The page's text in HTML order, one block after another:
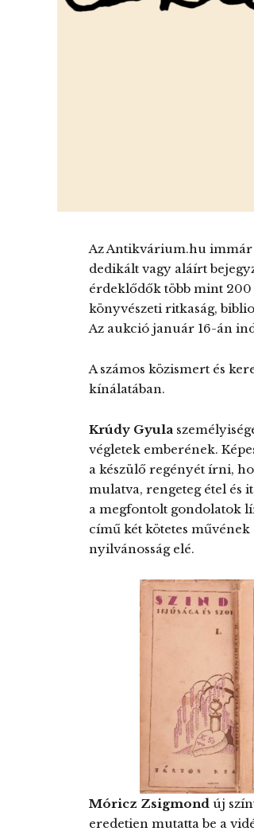
Az Antikvárium.hu immár
dedikált vagy aláírt
érdeklődők több mint 200
könyvészeti ritkaság,
Az aukció január 16-án
A számos közismert és
kínálatában.
Krúdy Gyula
végletek emberének.
a készülő regényét írni,
mulatva, rengeteg étel és
a megfontolt gondolatok
című két kötetes
nyilvánosság elé.
Móricz Zsigmond új
eredetien mutatta be a